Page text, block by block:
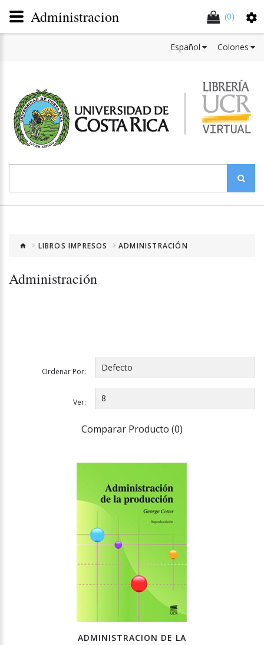
(0)
Colones
Español
LIBROS IMPRESOS ADMINISTRACIÓN
Administración
Ordenar Por:
Ver:
Comparar Producto (0)
ADMINISTRACION DE LA
Administracion